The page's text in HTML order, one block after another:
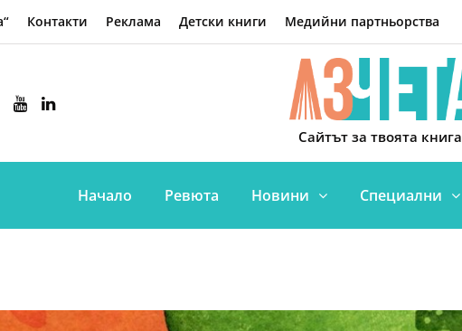
Контакти Реклама Детски книги Медийни партньорства
Сайтът за твоята книга
Начало Ревюта Новини Специални